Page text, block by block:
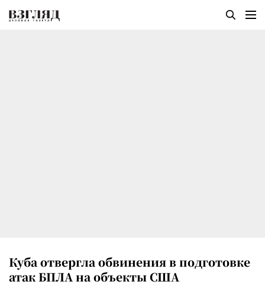
Куба отвергла обвинения в подготовке
атак БПЛА на объекты США